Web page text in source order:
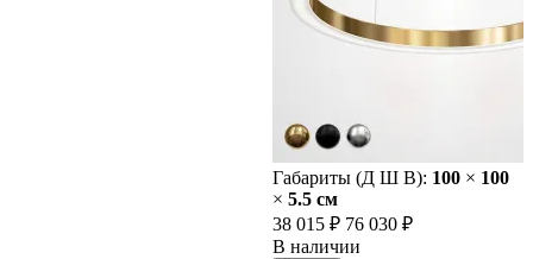
Габариты (Д Ш В): 100 × 100
× 5.5 cм
38 015 ₽ 76 030 ₽
В наличии